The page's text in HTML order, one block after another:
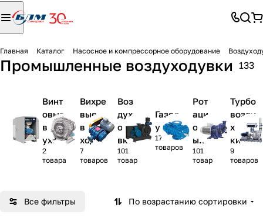
Главная Каталог Насосное и компрессорное оборудование
Промышленные воздуходувки 133
Винт
овые
возд
уход
увки
2
товара
Вихре
вые
возду
ходув
ки
7
товаров
Воз
дух
оду
вки
Рут
с
101
товар
Газод
увки
17
товаров
Рот
аци
онн
ые
воз
дух
101
товар
Турбо
возду
ходув
ки
9
товаров
Все фильтры По возрастанию сортировки